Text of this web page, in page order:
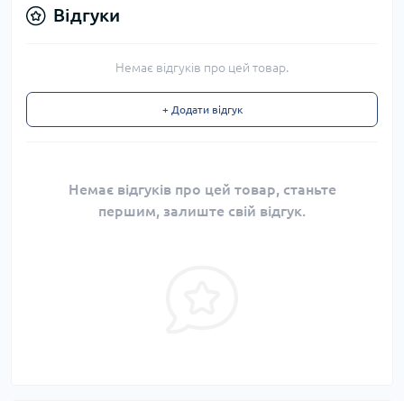
Відгуки
Немає відгуків про цей товар.
+ Додати відгук
Немає відгуків про цей товар, станьте
першим, залиште свій відгук.